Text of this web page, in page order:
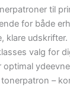
til
for både
klare
valg for
–